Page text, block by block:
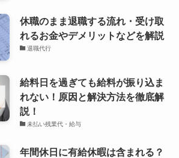
休職のまま退職する流れ・受け取
れるお金やデメリットなどを解説
退職代行
給料日を過ぎても給料が振り込ま
れない！原因と解決方法を徹底解
説！
未払い残業代・給与
年間休日に有給休暇は含まれる？